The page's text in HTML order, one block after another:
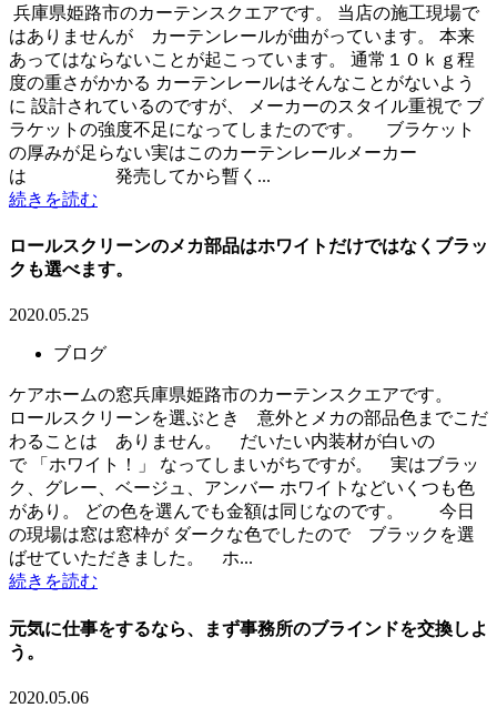
兵庫県姫路市のカーテンスクエアです。 当店の施工現場で
はありませんが カーテンレールが曲がっています。 本来
あってはならないことが起こっています。 通常１０ｋｇ程
度の重さがかかる カーテンレールはそんなことがないよう
に 設計されているのですが、 メーカーのスタイル重視で ブ
ラケットの強度不足になってしまたのです。 ブラケット
の厚みが足らない実はこのカーテンレールメーカー
は 発売してから暫く...
続きを読む
ロールスクリーンのメカ部品はホワイトだけではなくブラッ
クも選べます。
2020.05.25
ブログ
ケアホームの窓兵庫県姫路市のカーテンスクエアです。
ロールスクリーンを選ぶとき 意外とメカの部品色までこだ
わることは ありません。 だいたい内装材が白いの
で 「ホワイト！」 なってしまいがちですが。 実はブラッ
ク、グレー、ベージュ、アンバー ホワイトなどいくつも色
があり。 どの色を選んでも金額は同じなのです。 今日
の現場は窓は窓枠が ダークな色でしたので ブラックを選
ばせていただきました。 ホ...
続きを読む
元気に仕事をするなら、まず事務所のブラインドを交換しよ
う。
2020.05.06